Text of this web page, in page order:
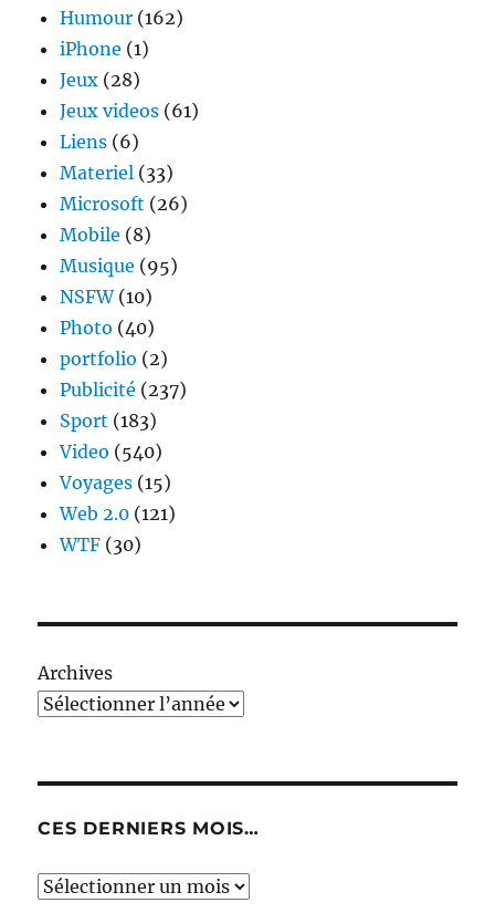
Humour (162)
iPhone (1)
Jeux (28)
Jeux videos (61)
Liens (6)
Materiel (33)
Microsoft (26)
Mobile (8)
Musique (95)
NSFW(10)
Photo (40)
portfolio (2)
Publicité (237)
Sport (183)
Video (540)
Voyages (15)
Web 2.0 (121)
WTF (30)
Archives
CES DERNIERS MOIS…
Ces